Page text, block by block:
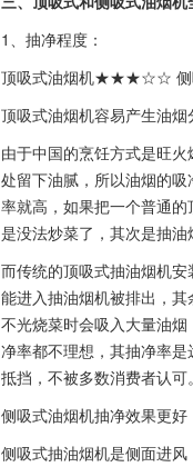
1、抽净程度：
顶吸式油烟机★★★☆☆
顶吸式油烟机容易产生油烟
由于中国的烹饪方式是旺
处留下油腻，所以油烟的
率就高，如果把一个普通
是没法炒菜了，其次是抽油
而传统的顶吸式抽油烟机
能进入抽油烟机被排出，
不光烧菜时会吸入大量油
净率都不理想，其抽净率
抵挡，不被多数消费者认可。
侧吸式油烟机抽净效果更好
侧吸式抽油烟机是侧面进